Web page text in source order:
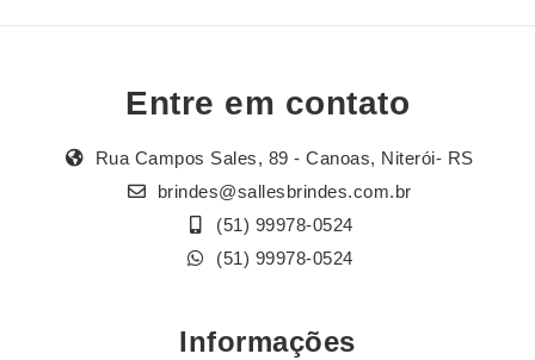
Entre em contato
Rua Campos Sales, 89 - Canoas, Niterói- RS
brindes@sallesbrindes.com.br
(51) 99978-0524
(51) 99978-0524
Informações